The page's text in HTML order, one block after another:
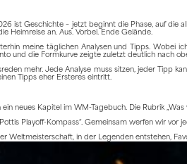
ist Geschichte – jetzt beginnt die Phase, auf die
Heimreise an. Aus. Vorbei. Ende Gelände.
meine täglichen Analysen und Tipps. Wobei
und die Formkurve zeigte zuletzt deutlich nach
mehr. Jede Analyse muss sitzen, jeder Tipp
Tipps eher Ersteres eintritt.
neues Kapitel im WM-Tagebuch. Die Rubrik
Playoff-Kompass“. Gemeinsam werfen wir
Weltmeisterschaft, in der Legenden entstehen,